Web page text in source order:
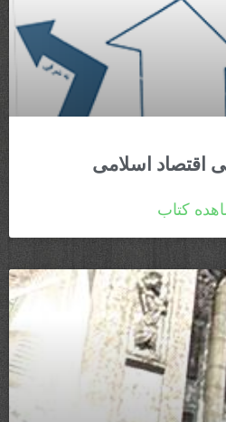
اسلامی
کتاب